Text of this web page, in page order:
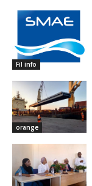
Fil info
orange